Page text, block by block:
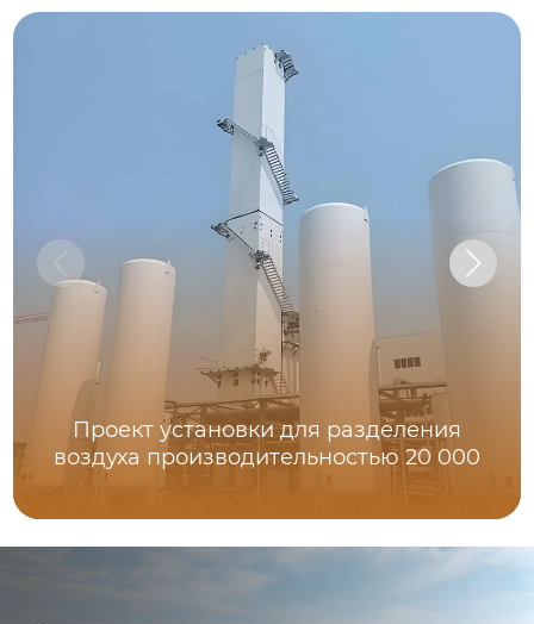
Проект установки для разделения
воздуха производительностью 20 000